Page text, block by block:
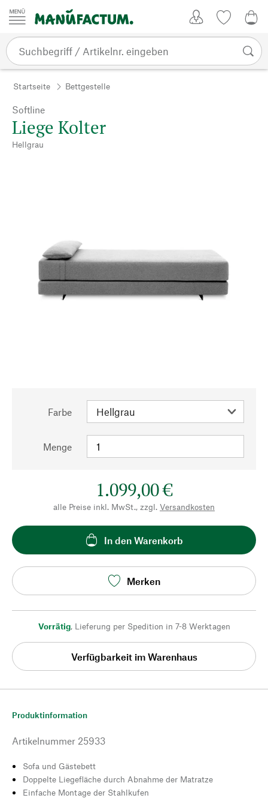
Zum Inhalt springen
Startseite Bettgestelle
Softline
Liege Kolter
Hellgrau
Farbe
Menge
1.099,00 €
alle Preise inkl. MwSt., zzgl. Versandkosten
In den Warenkorb
Merken
Vorrätig, Lieferung per Spedition in 7-8 Werktagen
Verfügbarkeit im Warenhaus
Produktinformation
Artikelnummer 25933
Sofa und Gästebett
Doppelte Liegefläche durch Abnahme der Matratze
Einfache Montage der Stahlkufen